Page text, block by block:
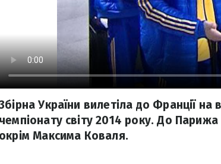
України вилетіла до Франції
чемпіонату світу 2014 року. До
окрім Максима Коваля.